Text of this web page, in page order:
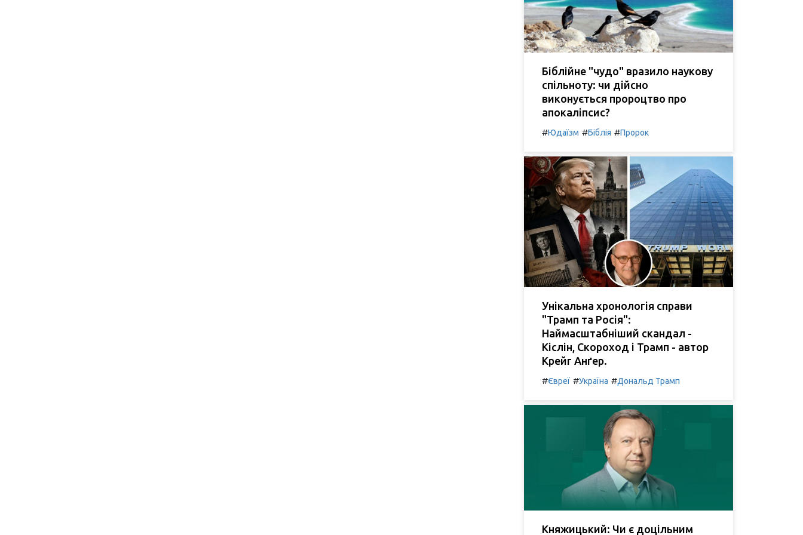
Біблійне "чудо" вразило наукову
спільноту: чи дійсно
виконується пророцтво про
апокаліпсис?
#Юдаїзм #Біблія #Пророк
Унікальна хронологія справи
"Трамп та Росія":
Наймасштабніший скандал -
Кіслін, Скороход і Трамп - автор
Крейг Анґер.
#Євреї #Україна #Дональд Трамп
Княжицький: Чи є доцільним